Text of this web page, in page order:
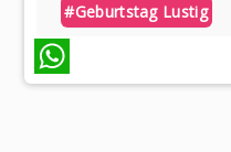
#geburtstag Lustig